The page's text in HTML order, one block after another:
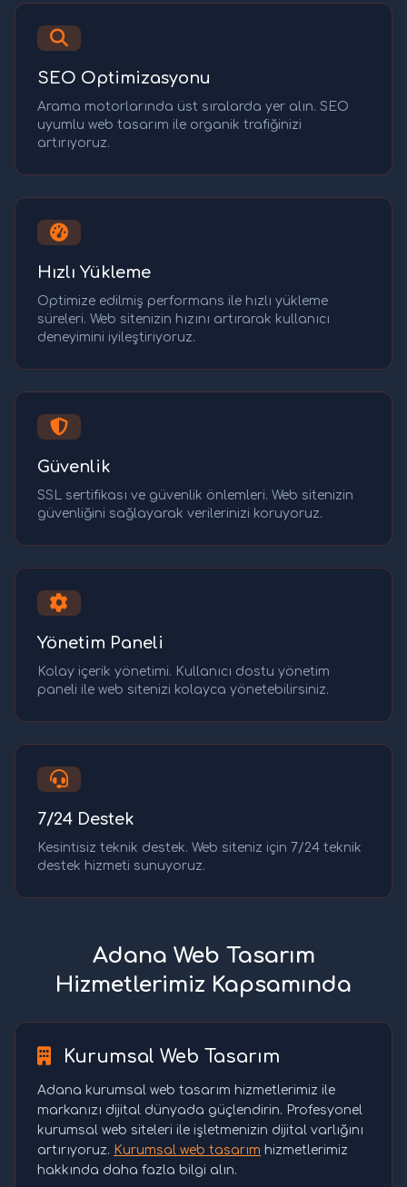
SEO Optimizasyonu
Arama motorlarında üst sıralarda yer alın. SEO
uyumlu web tasarım ile organik trafiğinizi
artırıyoruz.
Hızlı Yükleme
Optimize edilmiş performans ile hızlı yükleme
süreleri. Web sitenizin hızını artırarak kullanıcı
deneyimini iyileştiriyoruz.
Güvenlik
SSL sertifikası ve güvenlik önlemleri. Web sitenizin
güvenliğini sağlayarak verilerinizi koruyoruz.
Yönetim Paneli
Kolay içerik yönetimi. Kullanıcı dostu yönetim
paneli ile web sitenizi kolayca yönetebilirsiniz.
7/24 Destek
Kesintisiz teknik destek. Web siteniz için 7/24 teknik
destek hizmeti sunuyoruz.
Adana Web Tasarım
Hizmetlerimiz Kapsamında
Kurumsal Web Tasarım
Adana kurumsal web tasarım hizmetlerimiz ile
markanızı dijital dünyada güçlendirin. Profesyonel
kurumsal web siteleri ile işletmenizin dijital varlığını
artırıyoruz. Kurumsal web tasarım hizmetlerimiz
hakkında daha fazla bilgi alın.